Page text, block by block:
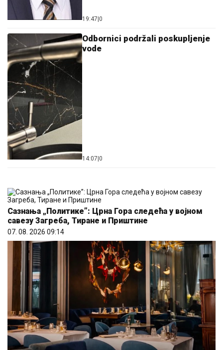
19:47 0
Odbornici podržali poskupljenje
vode
14:07 0
Сазнања „Политике”: Црна Гора следећа у војном
савезу Загреба, Тиране и Приштине
07. 08. 2026 09:14